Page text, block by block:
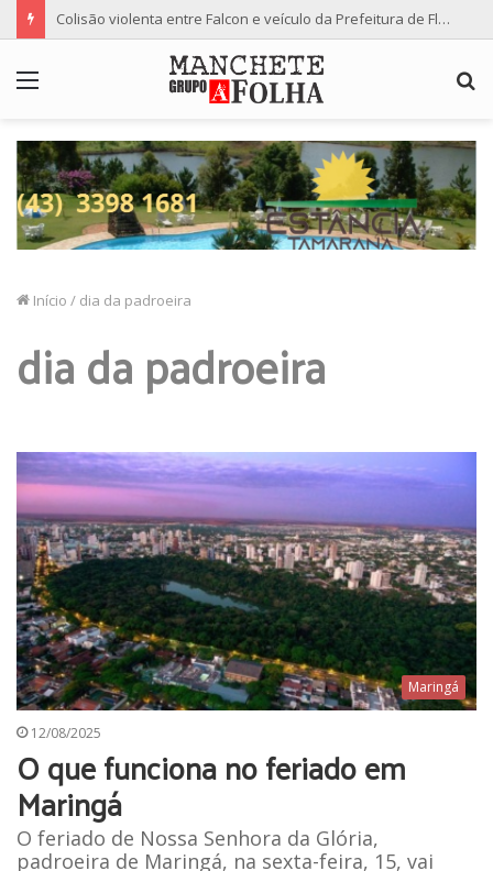
Colisão violenta entre Falcon e veículo da Prefeitura de Floresta termina com dois feridos
Início / dia da padroeira
dia da padroeira
Maringá
12/08/2025
O que funciona no feriado em
Maringá
O feriado de Nossa Senhora da Glória,
padroeira de Maringá, na sexta-feira, 15, vai